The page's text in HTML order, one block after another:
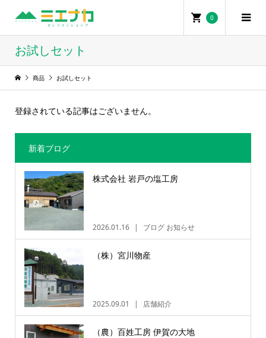
0
お試しセット
商品 お試しセット
登録されている記事はございません。
新着ブログ
株式会社 岩戸の塩工房
2026.01.16 ブログ お知らせ
（株）宮川物産
2025.09.01 店舗紹介
（農）百姓工房 伊賀の大地